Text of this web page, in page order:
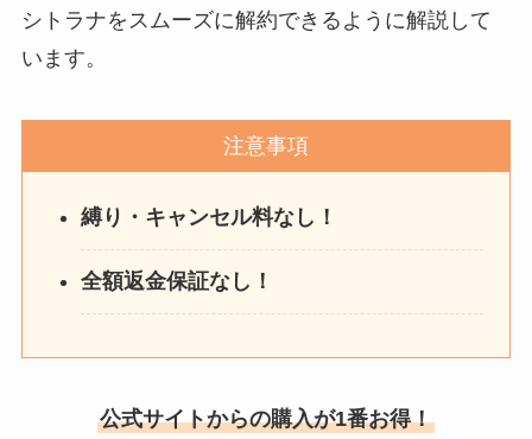
シトラナをスムーズに解約できるように解説して
います。
注意事項
縛り・キャンセル料なし！
全額返金保証なし！
公式サイトからの購入が1番お得！